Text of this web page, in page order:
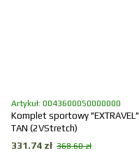
Artykuł: 00436000S0000000
Komplet sportowy "EXTRAVEL"
TAN (2VStretch)
331.74 zł 368.60 zł